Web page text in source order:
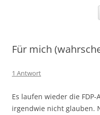
Für mich
1 Antwort
Es laufen wieder die
irgendwie nicht glauben.